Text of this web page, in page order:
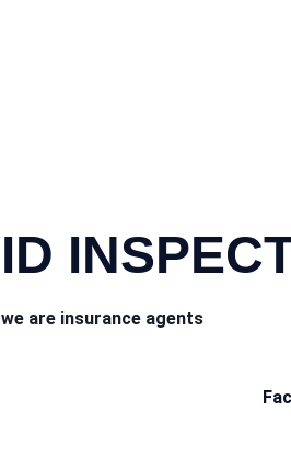
ID
we are insurance agents